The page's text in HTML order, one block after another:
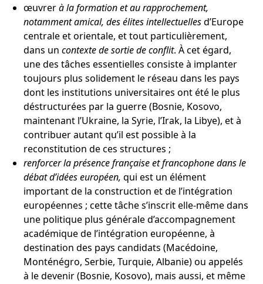
œuvrerà la formation et au rapprochement,
notamment amical, des élites intellectuellesd’Europe
centrale et orientale, et tout particulièrement,
dans un contexte de sortie de conflit. À cet égard,
une des tâches essentielles consiste à implanter
toujours plus solidement le réseau dans les pays
dont les institutions universitaires ont été le plus
déstructurées par la guerre (Bosnie, Kosovo,
maintenant l’Ukraine, la Syrie, l’Irak, la Libye), et à
contribuer autant qu’il est possible à la
reconstitution de ces structures ;
renforcer la présence française et francophone dans le
débat d’idées européen, qui est un élément
important de la construction et de l’intégration
européennes ; cette tâche s’inscrit elle-même dans
une politique plus générale d’accompagnement
académique de l’intégration européenne, à
destination des pays candidats (Macédoine,
Monténégro, Serbie, Turquie, Albanie) ou appelés
à le devenir (Bosnie, Kosovo), mais aussi, et même